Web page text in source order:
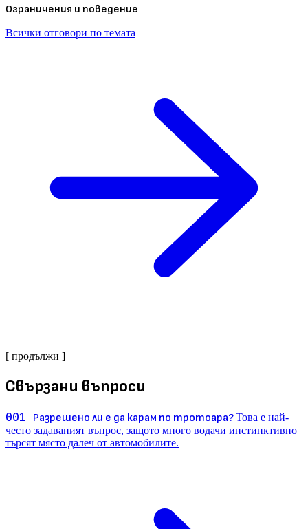
Ограничения и поведение
Всички отговори по темата
[ продължи ]
Свързани въпроси
001 Разрешено ли е да карам по тротоара?Това е най-
често задаваният въпрос, защото много водачи инстинктивно
търсят място далеч от автомобилите.